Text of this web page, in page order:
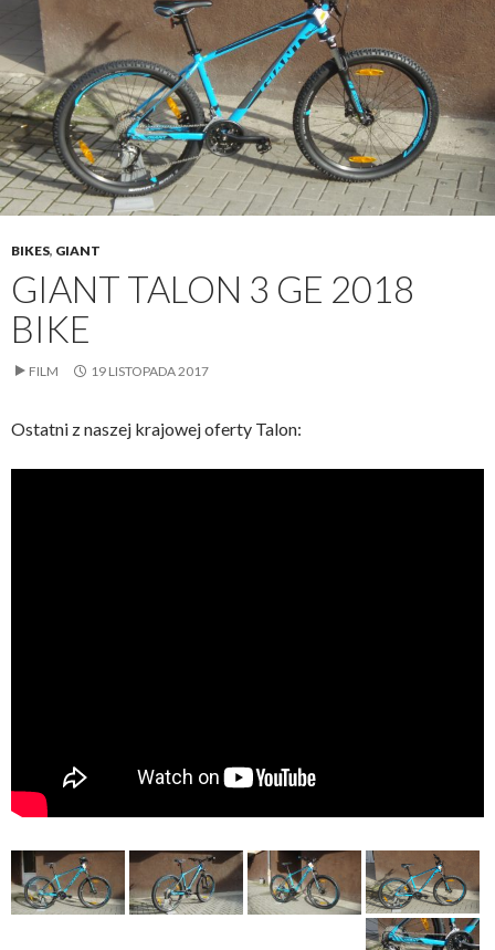
BIKES, GIANT
GIANT TALON 3 GE 2018
BIKE
FILM 19 LISTOPADA 2017
Ostatni z naszej krajowej oferty Talon: